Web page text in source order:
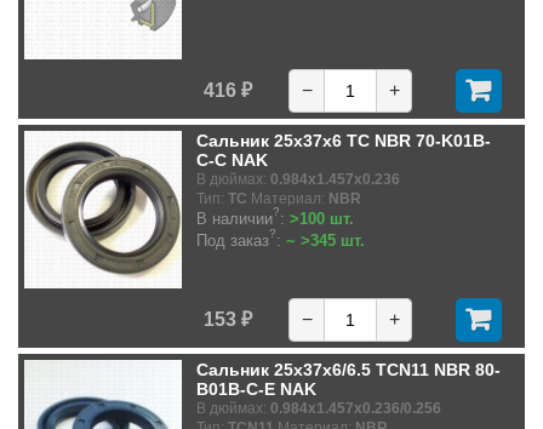
416 ₽ − +
Сальник 25x37x6 TC NBR 70-K01B-
C-C NAK
В дюймах: 0.984x1.457x0.236
Тип: TC Материал: NBR
В наличии?: >100 шт.
Под заказ?: ~ >345 шт.
153 ₽ − +
Сальник 25x37x6/6.5 TCN11 NBR 80-
B01B-C-E NAK
В дюймах: 0.984x1.457x0.236/0.256